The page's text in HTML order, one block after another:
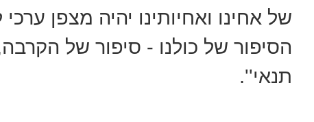
של אחינו ואחיותינו יהיה מצפן
הסיפור של כולנו - סיפור של
תנאי''.